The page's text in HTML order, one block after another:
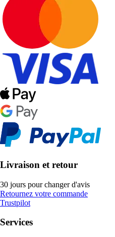
Livraison et retour
30 jours pour changer d'avis
Retournez votre commande
Trustpilot
Services